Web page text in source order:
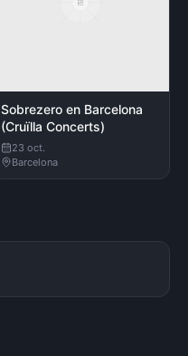
Sobrezero en Barcelona
(Cruïlla Concerts)
23 oct.
Barcelona